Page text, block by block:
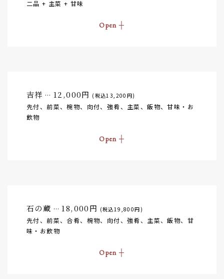
二品 + 主菜 + 甘味
吉祥 …12,000円 (税込13,200円)
先付、前菜、椀物、向付、強肴、主菜、飯物、甘味・お
飲物
石の蔵 …18,000円 (税込19,800円)
先付、前菜、合肴、椀物、向付、強肴、主菜、飯物、甘
味・お飲物